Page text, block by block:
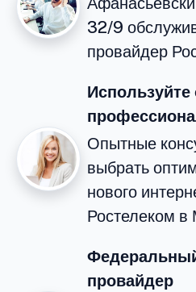
32/9
провайдер
Опытные
выбрать
нового
Ростелеком в
провайдер